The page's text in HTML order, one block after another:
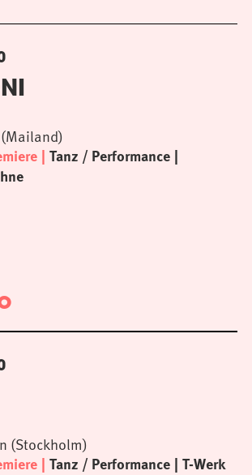
Tanz / Performance
Tanz / Performance T-Werk
(Stockholm)